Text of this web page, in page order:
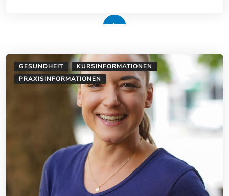
GESUNDHEIT
KURSINFORMATIONEN
PRAXISINFORMATIONEN